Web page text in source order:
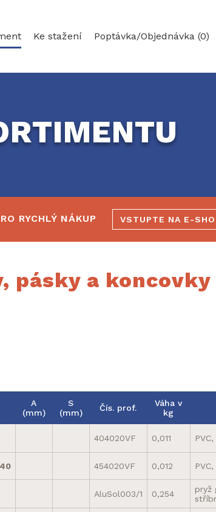
Ke stažení Poptávka/Objednávka (0)
RYCHLÝ NÁKUP VSTUPTE NA E-
pásky a koncovky
A
(mm)
S
(mm)
Čís. prof.
Váha v
kg
404020VF 0,011
454020VF 0,012
AluSol003/1 0,254
pryž